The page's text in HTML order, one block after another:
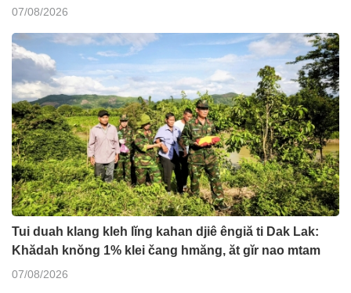
07/08/2026
Tui duah klang kleh lĭng kahan djiê êngiă ti Dak Lak:
Khădah knŏng 1% klei čang hmăng, ăt gĭr nao mtam
07/08/2026